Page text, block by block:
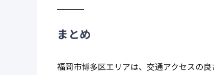
まとめ
福岡市博多区エリアは、交通アクセスの